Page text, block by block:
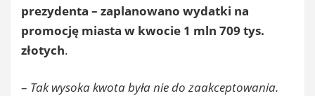
prezydenta – zaplanowano wydatki na
promocję miasta w kwocie 1 mln 709 tys.
złotych.
– Tak wysoka kwota była nie do zaakceptowania.